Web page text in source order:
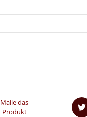
Maile das
Produkt